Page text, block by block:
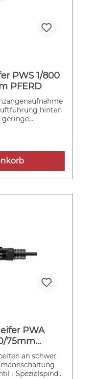
PWS 1/800
PFERD
hinten
geringe
Arbeitsdruck:
PWA
75mm
PFERD
an schwer
· Spezialspindel